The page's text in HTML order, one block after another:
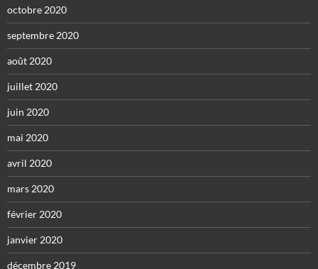
octobre 2020
septembre 2020
août 2020
juillet 2020
juin 2020
mai 2020
avril 2020
mars 2020
février 2020
janvier 2020
décembre 2019